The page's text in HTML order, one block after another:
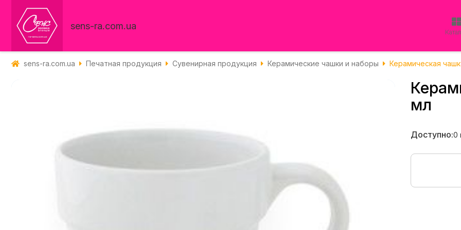
sens-ra.com.ua
sens-ra.com.ua Печатная продукция Сувенирная продукция Керамические чашки и наборы Керамическая
мл
Доступно:0